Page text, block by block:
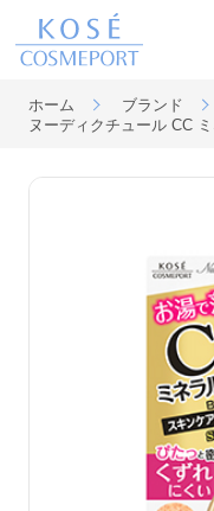
ブランド
サステナビリティ
ホーム ブランド
ヌーディクチュール CC